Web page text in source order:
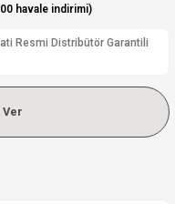
havale indirimi)
Resmi Distribütör Garantili
Ver